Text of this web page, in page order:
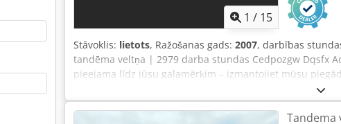
1 / 15
Stāvoklis: lietots, Ražošanas gads: 2007, darbības
tandēma veltņa | 2979 darba stundas Cedpozgw Dqsfx
pieejama līdz jūsu galamērķim – izmantojiet mūsu
aprēķinam! 💰 Pērciet tūlīt par EUR 8500 vai piedāvājiet
pieņemamu maksu (pakļauta apstiprinājumam)* 👷‍♂️
41 apstiprināts ✅ 2 nelieli trūkumi ℹ️ 0 būtiskuTandema